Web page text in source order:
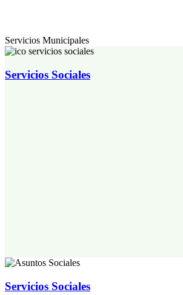
Servicios Municipales
Servicios Sociales
Servicios Sociales